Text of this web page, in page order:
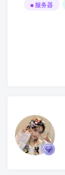
服务器